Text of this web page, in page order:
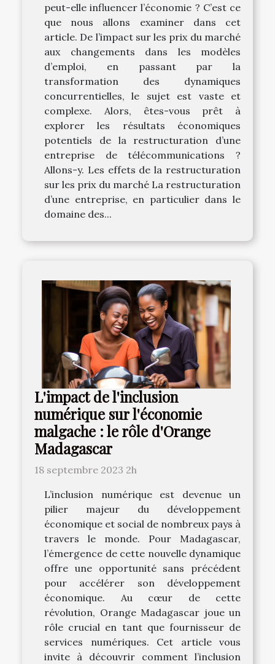
peut-elle influencer l’économie ? C’est ce
que nous allons examiner dans cet
article. De l’impact sur les prix du marché
aux changements dans les modèles
d’emploi, en passant par la
transformation des dynamiques
concurrentielles, le sujet est vaste et
complexe. Alors, êtes-vous prêt à
explorer les résultats économiques
potentiels de la restructuration d’une
entreprise de télécommunications ?
Allons-y. Les effets de la restructuration
sur les prix du marché La restructuration
d’une entreprise, en particulier dans le
domaine des...
L'impact de l'inclusion
numérique sur l'économie
malgache : le rôle d'Orange
Madagascar
18 septembre 2023 2h
L’inclusion numérique est devenue un
pilier majeur du développement
économique et social de nombreux pays à
travers le monde. Pour Madagascar,
l’émergence de cette nouvelle dynamique
offre une opportunité sans précédent
pour accélérer son développement
économique. Au cœur de cette
révolution, Orange Madagascar joue un
rôle crucial en tant que fournisseur de
services numériques. Cet article vous
invite à découvrir comment l’inclusion